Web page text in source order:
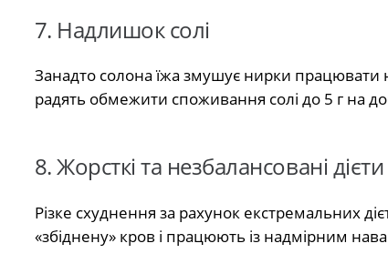
7. Надлишок солі
Занадто солона їжа змушує нирки працювати
радять обмежити споживання солі до 5 г на
8. Жорсткі та незбалансовані дієти
Різке схуднення за рахунок екстремальних
«збіднену» кров і працюють із надмірним